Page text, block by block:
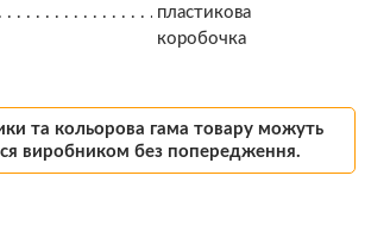
пластикова
коробочка
та кольорова гама товару можуть
виробником без попередження.